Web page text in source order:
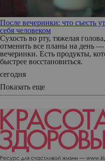
После вечеринки: что съесть
себя человеком
Сухость во рту, тяжелая
отменить все планы на день —
вечеринки. Есть продукты,
быстрее восстановиться.
сегодня
Показать еще